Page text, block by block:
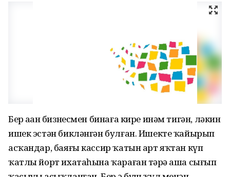
Бер аҙҙан бизнесмен бинаға кире инәм тигән, ләкин
ишек эстән бикләнгән булған. Ишекте ҡайырып
асҡандар, баяғы кассир ҡатын арт яҡтан күп
ҡатлы йорт ихатаһына ҡараған тәҙрә аша сығып